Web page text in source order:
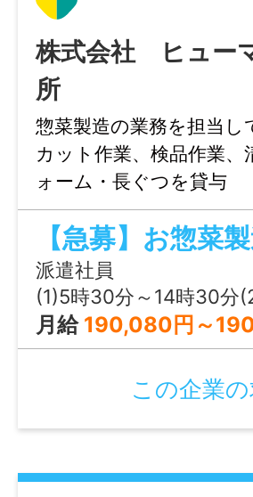
賞与
年2回（前年度実績
年間休日
107日
雇用形態
正社員
経験
不問
18歳〜40歳(長期キャリ
株式会社 ヒュー
所
惣菜製造の業務を担
カット作業、検品
ォーム・長ぐつを貸
す。 ＊作業工程、作
す。 《急
＊業務の変更範囲：変更
【急募】お惣菜
派遣社員
(1)5時30分～14時30分(2)10
月給 190,080円～
この企業